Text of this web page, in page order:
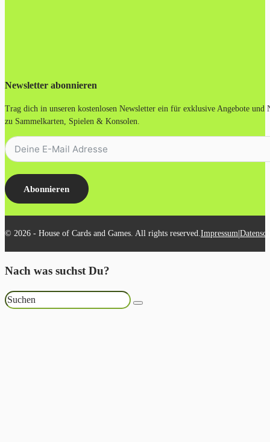
Newsletter abonnieren
Trag dich in unseren kostenlosen Newsletter ein für exklusive Angebote und
zu Sammelkarten, Spielen & Konsolen.
Abonnieren
© 2026 - House of Cards and Games. All rights reserved.Impressum|
Nach was suchst Du?
Suchen